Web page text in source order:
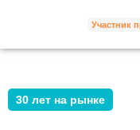
Участник
30 лет на рынке